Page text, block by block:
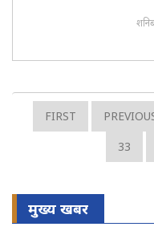
FIRST
33
मुख्य खबर